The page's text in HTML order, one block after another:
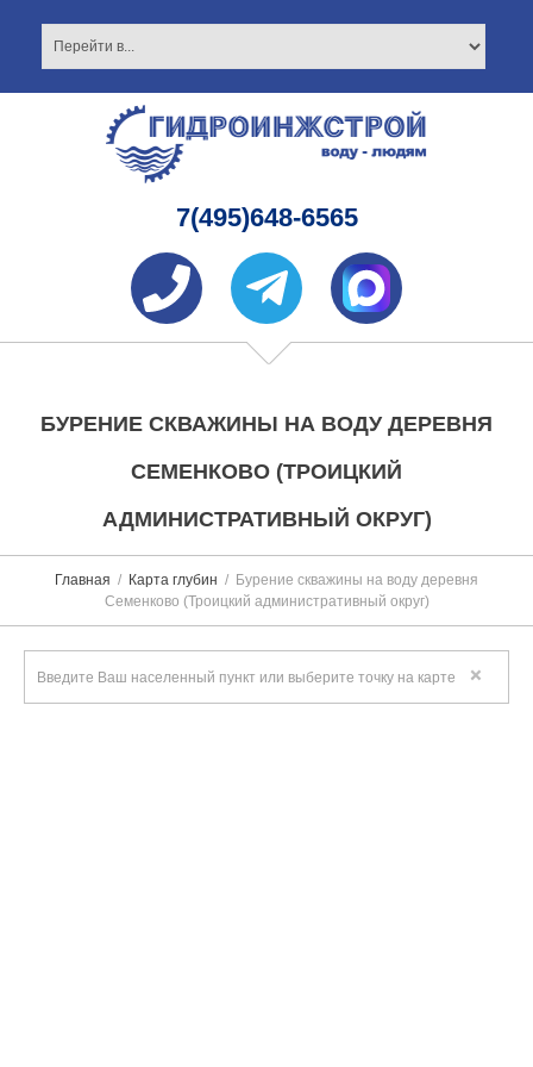
7(495)648-6565
БУРЕНИЕ СКВАЖИНЫ НА ВОДУ ДЕРЕВНЯ
СЕМЕНКОВО (ТРОИЦКИЙ
АДМИНИСТРАТИВНЫЙ ОКРУГ)
Главная Карта глубин
Бурение скважины на воду деревня
Семенково (Троицкий административный округ)